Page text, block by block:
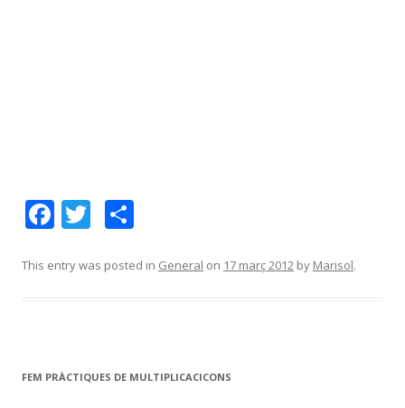
F
e
k
T
itt m
ix
This entry was posted in General on 17 març 2012 by Marisol.
FEM PRÀCTIQUES DE MULTIPLICACICONS